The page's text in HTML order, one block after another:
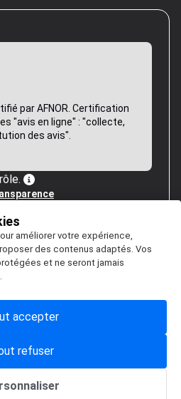
par AFNOR. Certification
"avis en ligne" : "collecte,
des avis".
des cookies
améliorer votre expérience,
des contenus adaptés. Vos
et ne seront jamais
refuser
accepter